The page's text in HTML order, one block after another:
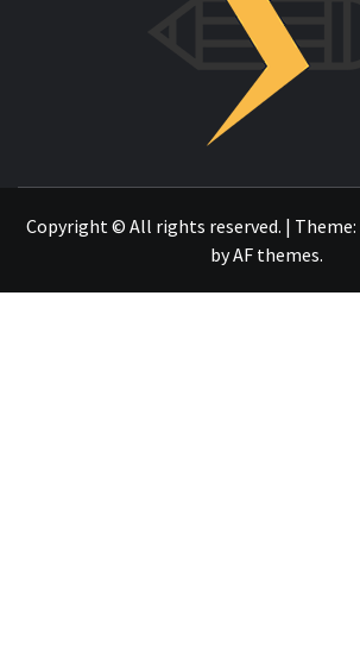
Copyright © All rights reserved. | Theme:
byAF themes.